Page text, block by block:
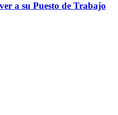
a su Puesto de Trabajo